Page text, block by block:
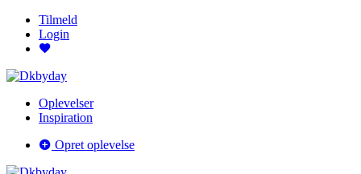
Tilmeld
Login
Oplevelser
Inspiration
Opret oplevelse